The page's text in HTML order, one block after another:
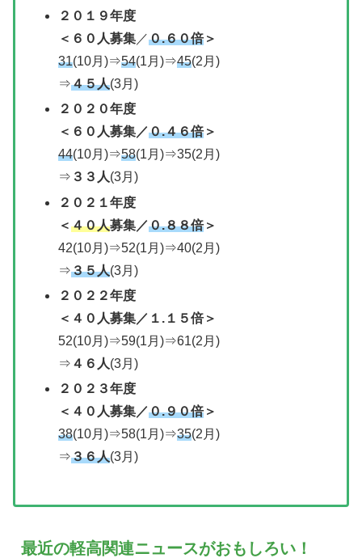
２０１９年度
＜６０人募集 ／０.６０倍＞
31(10月)⇒54(1月)⇒45(2月)
⇒４５人(3月)
２０２０年度
＜ ６０人募集／０.４６倍＞
44(10月)⇒58(1月)⇒35(2月)
⇒ ３３人(3月)
２０２１年度
＜４０人募集／０.８８倍＞
42(10月)⇒52(1月)⇒40(2月)
⇒３５人(3月)
２０２２年度
＜ ４０人募集／ １.１５倍＞
52(10月)⇒59(1月)⇒61(2月)
⇒ ４６人(3月)
２０２３年度
＜ ４０人募集／０.９０倍＞
38(10月)⇒58(1月)⇒35(2月)
⇒３６人(3月)
最近の軽高関連ニュースがおもしろい！